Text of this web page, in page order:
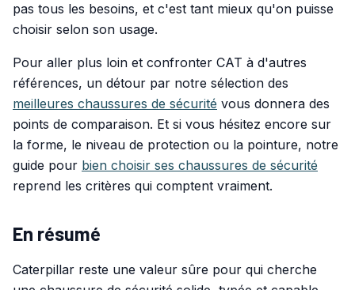
pas tous les besoins, et c'est tant mieux qu'on puisse
choisir selon son usage.
Pour aller plus loin et confronter CAT à d'autres
références, un détour par notre sélection des
meilleures chaussures de sécurité vous donnera des
points de comparaison. Et si vous hésitez encore sur
la forme, le niveau de protection ou la pointure, notre
guide pour bien choisir ses chaussures de sécurité
reprend les critères qui comptent vraiment.
En résumé
Caterpillar reste une valeur sûre pour qui cherche